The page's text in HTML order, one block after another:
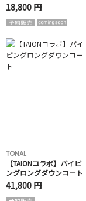
18,800 円
TONAL
【TAIONコラボ】パイピ
ングロングダウンコート
41,800 円